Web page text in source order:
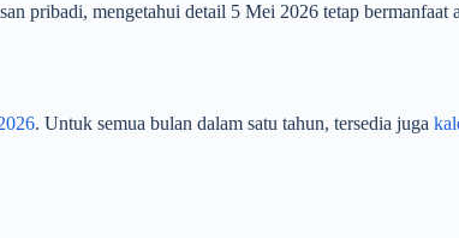
pribadi, mengetahui detail 5 Mei 2026 tetap bermanfaat
. Untuk semua bulan dalam satu tahun, tersedia juga